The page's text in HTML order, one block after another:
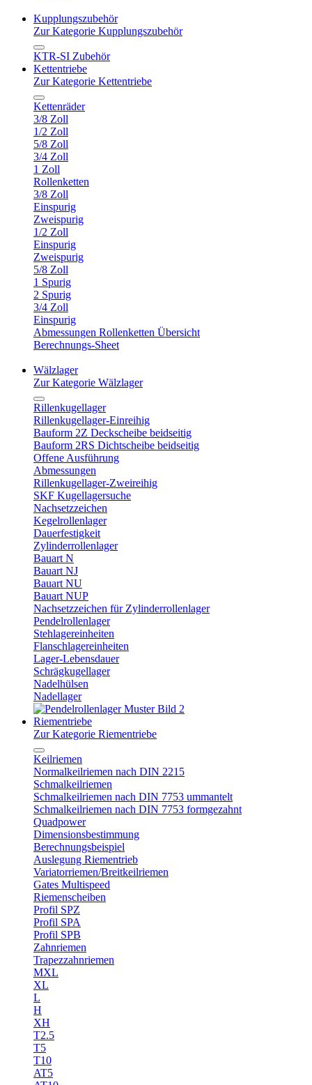
Kupplungszubehör
Zur Kategorie Kupplungszubehör
KTR-SI Zubehör
Kettentriebe
Zur Kategorie Kettentriebe
Kettenräder
3/8 Zoll
1/2 Zoll
5/8 Zoll
3/4 Zoll
1 Zoll
Rollenketten
3/8 Zoll
Einspurig
Zweispurig
1/2 Zoll
Einspurig
Zweispurig
5/8 Zoll
1 Spurig
2 Spurig
3/4 Zoll
Einspurig
Abmessungen Rollenketten Übersicht
Berechnungs-Sheet
Wälzlager
Zur Kategorie Wälzlager
Rillenkugellager
Rillenkugellager-Einreihig
Bauform 2Z Deckscheibe beidseitig
Bauform 2RS Dichtscheibe beidseitig
Offene Ausführung
Abmessungen
Rillenkugellager-Zweireihig
SKF Kugellagersuche
Nachsetzzeichen
Kegelrollenlager
Dauerfestigkeit
Zylinderrollenlager
Bauart N
Bauart NJ
Bauart NU
Bauart NUP
Nachsetzzeichen für Zylinderrollenlager
Pendelrollenlager
Stehlagereinheiten
Flanschlagereinheiten
Lager-Lebensdauer
Schrägkugellager
Nadelhülsen
Nadellager
Riementriebe
Zur Kategorie Riementriebe
Keilriemen
Normalkeilriemen nach DIN 2215
Schmalkeilriemen
Schmalkeilriemen nach DIN 7753 ummantelt
Schmalkeilriemen nach DIN 7753 formgezahnt
Quadpower
Dimensionsbestimmung
Berechnungsbeispiel
Auslegung Riementrieb
Variatorriemen/Breitkeilriemen
Gates Multispeed
Riemenscheiben
Profil SPZ
Profil SPA
Profil SPB
Zahnriemen
Trapezzahnriemen
MXL
XL
L
H
XH
T2.5
T5
T10
AT5